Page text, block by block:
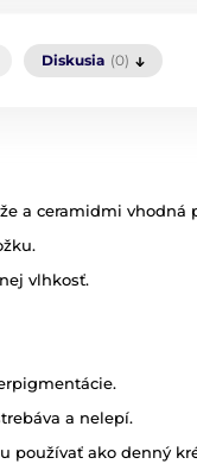
Diskusia (0)
a ceramidmi vhodná
vlhkosť.
a nelepí.
používať ako denný